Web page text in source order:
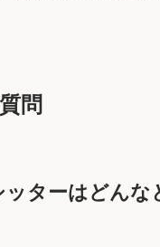
問
ターはどんな